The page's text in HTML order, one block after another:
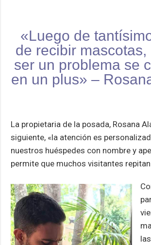
«Luego de
de recibir mascotas,
ser un problema se
en un plus» –
La propietaria de la posada, Rosana
siguiente, «la atención es
nuestros huéspedes con nombre y
permite que muchos visitantes